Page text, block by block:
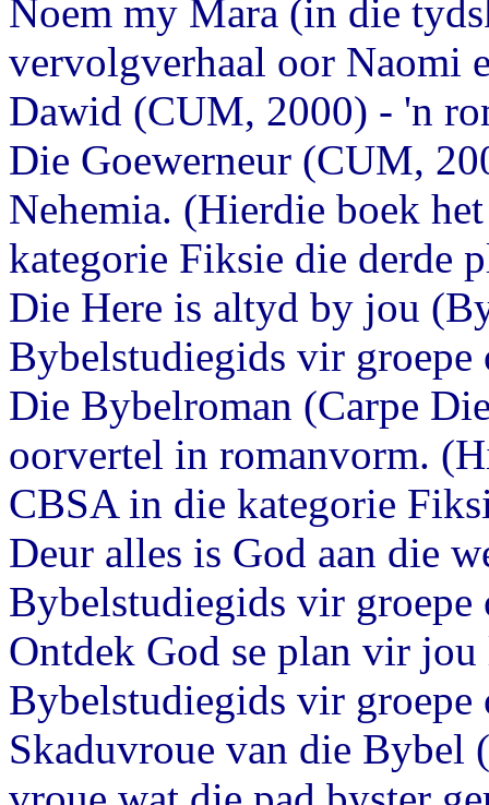
Noem my Mara (in die
vervolgverhaal oor Naomi
Dawid (CUM, 2000) - 'n
Die Goewerneur (CUM,
Nehemia. (Hierdie boek
kategorie Fiksie die derde
Die Here is altyd by jou
Bybelstudiegids vir groepe
Die Bybelroman (Carpe
oorvertel in romanvorm.
CBSA in die kategorie
Deur alles is God aan die
Bybelstudiegids vir
Ontdek God se plan vir
Bybelstudiegids vir
Skaduvroue van die Bybel